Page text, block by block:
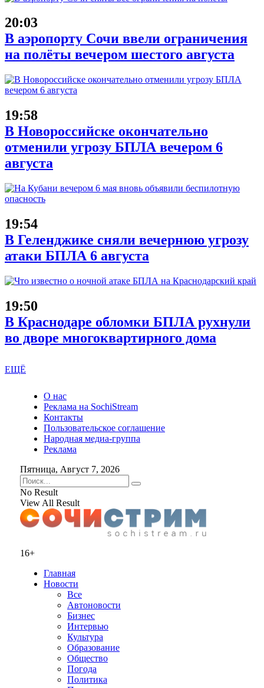
20:03
В аэропорту Сочи ввели ограничения
на полёты вечером шестого августа
19:58
В Новороссийске окончательно
отменили угрозу БПЛА вечером 6
августа
19:54
В Геленджике сняли вечернюю угрозу
атаки БПЛА 6 августа
19:50
В Краснодаре обломки БПЛА рухнули
во дворе многоквартирного дома
ЕЩЁ
О нас
Реклама на SochiStream
Контакты
Пользовательское соглашение
Народная медиа-группа
Реклама
Пятница, Август 7, 2026
No Result
View All Result
16+
Главная
Новости
Все
Автоновости
Бизнес
Интервью
Культура
Образование
Общество
Погода
Политика